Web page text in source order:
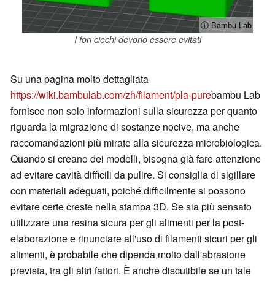
ⓘ Bambu Lab
I fori ciechi devono essere evitati
Su una pagina molto dettagliata
https://wiki.bambulab.com/zh/filament/pla-purebambu Lab
fornisce non solo informazioni sulla sicurezza per quanto
riguarda la migrazione di sostanze nocive, ma anche
raccomandazioni più mirate alla sicurezza microbiologica.
Quando si creano dei modelli, bisogna già fare attenzione
ad evitare cavità difficili da pulire. Si consiglia di sigillare
con materiali adeguati, poiché difficilmente si possono
evitare certe creste nella stampa 3D. Se sia più sensato
utilizzare una resina sicura per gli alimenti per la post-
elaborazione e rinunciare all'uso di filamenti sicuri per gli
alimenti, è probabile che dipenda molto dall'abrasione
prevista, tra gli altri fattori. È anche discutibile se un tale